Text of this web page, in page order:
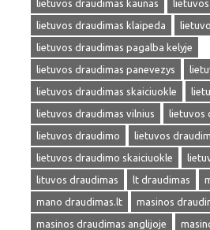
lietuvos draudimas kaunas
lietuvos draudimas klaipeda
lietuvos draudimas pagalba kelyje
lietuvos draudimas panevezys
lietuvos draudimas skaiciuokle
lietuvos draudimas vilnius
lietuvos
lietuvos draudimo
lietuvos
lietuvos draudimo skaiciuokle
lituvos draudimas
lt draudimas
mano draudimas.lt
masinos
masinos draudimas anglijoje